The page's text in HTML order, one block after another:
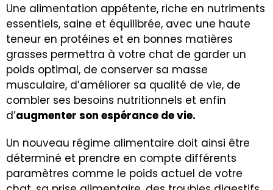
Une alimentation appétente, riche en nutriments
essentiels, saine et équilibrée, avec une haute
teneur en protéines et en bonnes matières
grasses permettra à votre chat de garder un
poids optimal, de conserver sa masse
musculaire, d’améliorer sa qualité de vie, de
combler ses besoins nutritionnels et enfin
d’augmenter son espérance de vie.
Un nouveau régime alimentaire doit ainsi être
déterminé et prendre en compte différents
paramètres comme le poids actuel de votre